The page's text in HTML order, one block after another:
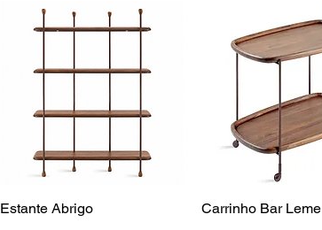
Estante Abrigo Carrinho Bar Leme